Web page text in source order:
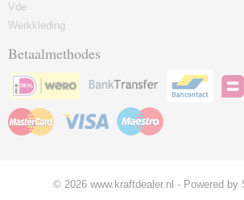
Vde
Werkkleding
Betaalmethodes
© 2026 www.kraftdealer.nl - Powered by